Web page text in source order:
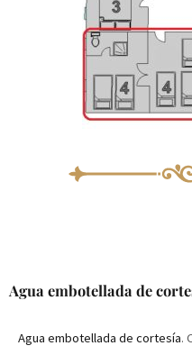
Agua embotellada de
Agua embotellada de cortesía.